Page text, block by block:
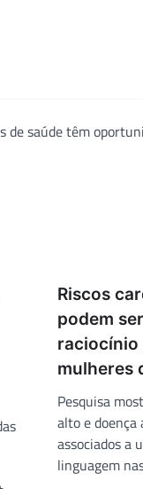
de saúde têm
Riscos
podem
raciocínio
mulheres
Pesquisa
alto e
associados a
linguagem